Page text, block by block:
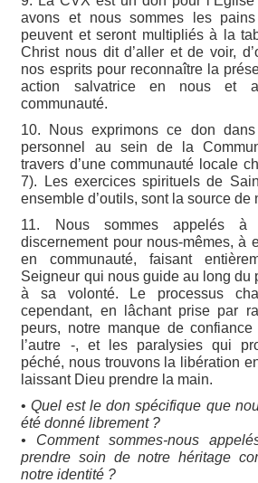
avons et nous sommes les
peuvent et seront multipliés à la
Christ nous dit d’aller et de voir,
nos esprits pour reconnaître la
action salvatrice en nous et
communauté.
10. Nous exprimons ce don dans
personnel au sein de la
travers d’une communauté locale
7). Les exercices spirituels de
ensemble d’outils, sont la source de
11. Nous sommes appelés
discernement pour nous-mêmes, à
en communauté, faisant
Seigneur qui nous guide au long du
à sa volonté. Le processus
cependant, en lâchant prise par
peurs, notre manque de
l’autre -, et les paralysies qui
péché, nous trouvons la libération
laissant Dieu prendre la main.
•Quel est le don spécifique que
été donné librement ?
• Comment sommes-nous
prendre soin de notre héritage
notre identité ?